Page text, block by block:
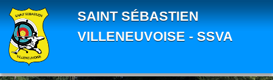
SAINT SÉBASTIEN
VILLENEUVOISE - SSVA
Panneau de gestion des cookies